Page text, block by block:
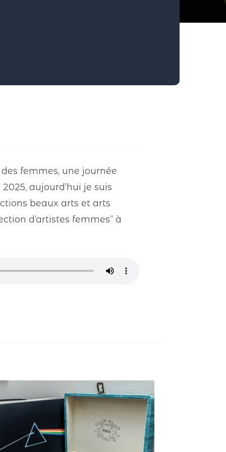
femmes, une journée
aujourd’hui je suis
beaux arts et arts
d’artistes femmes” à